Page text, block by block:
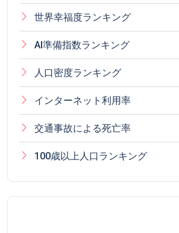
世界幸福度ランキング
AI準備指数ランキング
人口密度ランキング
インターネット利用率
交通事故による死亡率
100歳以上人口ランキング